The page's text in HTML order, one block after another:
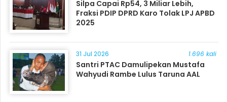
Silpa Capai Rp54, 3 Miliar Lebih,
Fraksi PDIP DPRD Karo Tolak LPJ APBD
2025
31 Jul 2026 1.696 kali
Santri PTAC Damulipekan Mustafa
Wahyudi Rambe Lulus Taruna AAL